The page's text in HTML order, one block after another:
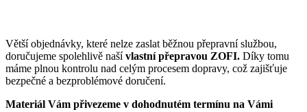
Větší objednávky, které nelze zaslat běžnou přepravní službou,
doručujeme spolehlivě našívlastní přepravou ZOFI. Díky tomu
máme plnou kontrolu nad celým procesem dopravy, což zajišťuje
bezpečné a bezproblémové doručení.
Materiál Vám přivezeme v dohodnutém termínu na Vámi